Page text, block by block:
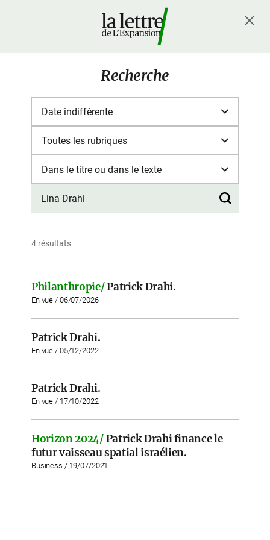
Recherche
4 résultats
Philanthropie/Patrick Drahi.
En vue / 06/07/2026
Patrick Drahi.
En vue / 05/12/2022
Patrick Drahi.
En vue / 17/10/2022
Horizon 2024/ Patrick Drahi finance le
futur vaisseau spatial israélien.
Business / 19/07/2021